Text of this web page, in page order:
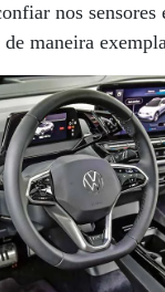
nos sensores
maneira